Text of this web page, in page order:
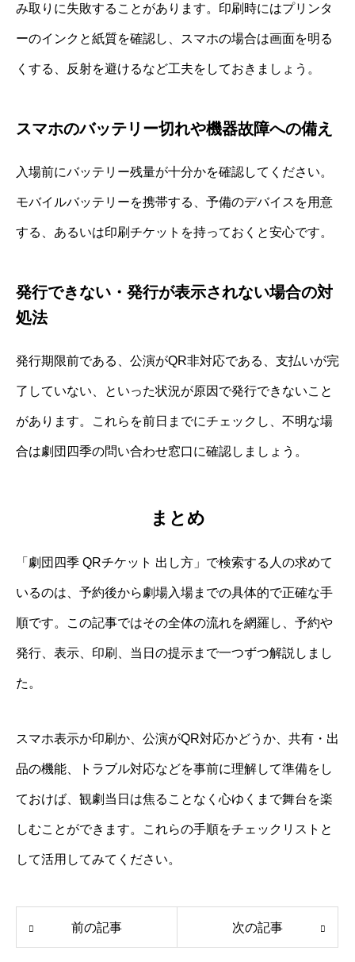
み取りに失敗することがあります。印刷時にはプリンタ
ーのインクと紙質を確認し、スマホの場合は画面を明る
くする、反射を避けるなど工夫をしておきましょう。
スマホのバッテリー切れや機器故障への備え
入場前にバッテリー残量が十分かを確認してください。
モバイルバッテリーを携帯する、予備のデバイスを用意
する、あるいは印刷チケットを持っておくと安心です。
発行できない・発行が表示されない場合の対
処法
発行期限前である、公演がQR非対応である、支払いが完
了していない、といった状況が原因で発行できないこと
があります。これらを前日までにチェックし、不明な場
合は劇団四季の問い合わせ窓口に確認しましょう。
まとめ
「劇団四季 QRチケット 出し方」で検索する人の求めて
いるのは、予約後から劇場入場までの具体的で正確な手
順です。この記事ではその全体の流れを網羅し、予約や
発行、表示、印刷、当日の提示まで一つずつ解説しまし
た。
スマホ表示か印刷か、公演がQR対応かどうか、共有・出
品の機能、トラブル対応などを事前に理解して準備をし
ておけば、観劇当日は焦ることなく心ゆくまで舞台を楽
しむことができます。これらの手順をチェックリストと
して活用してみてください。
前の記事 次の記事